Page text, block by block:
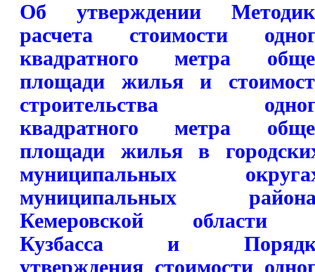
Об утверждении
расчета стоимости
квадратного метра
площади жилья и
строительства
квадратного метра
площади жилья в
муниципальных
муниципальных
Кемеровской области
Кузбасса и
утверждения стоимости